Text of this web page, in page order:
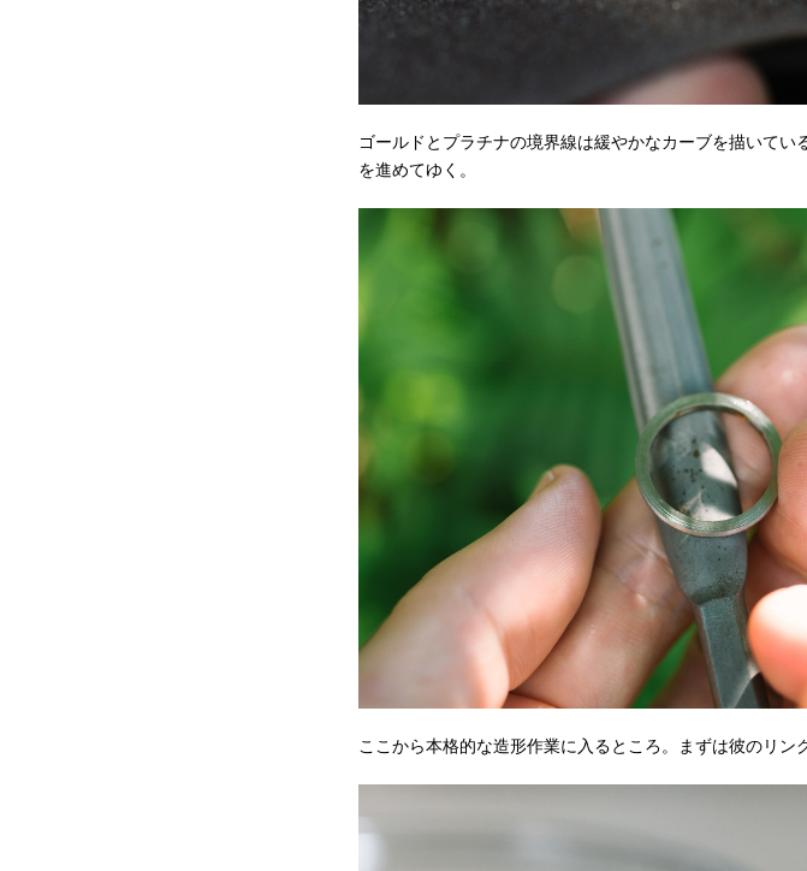
ゴールドとプラチナの境界線は緩やかなカーブを描いて
を進めてゆく。
ここから本格的な造形作業に入るところ。まずは彼のリン